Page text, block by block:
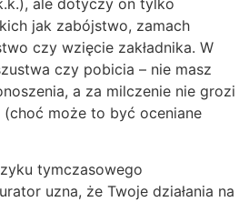
jak zabójstwo, zamach
czy wzięcie zakładnika. W
czy pobicia – nie masz
a za milczenie nie grozi
może to być oceniane
tymczasowego
uzna, że Twoje działania na